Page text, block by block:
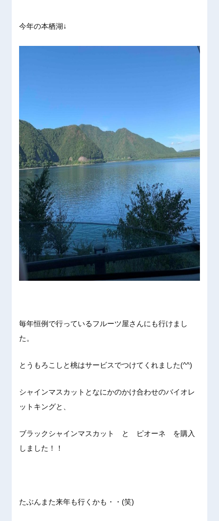
今年の本栖湖↓
毎年恒例で行っているフルーツ屋さんにも行けまし
た。
とうもろこしと桃はサービスでつけてくれました(^^)
シャインマスカットとなにかのかけ合わせのバイオレ
ットキングと、
ブラックシャインマスカット と ピオーネ を購入
しました！！
たぶんまた来年も行くかも・・(笑)